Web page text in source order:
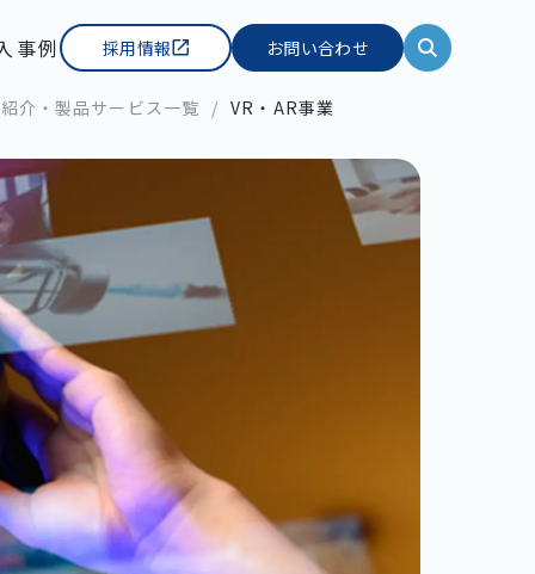
事例 採用情報 お問い合わせ
介・製品サービス一覧 VR・AR事業